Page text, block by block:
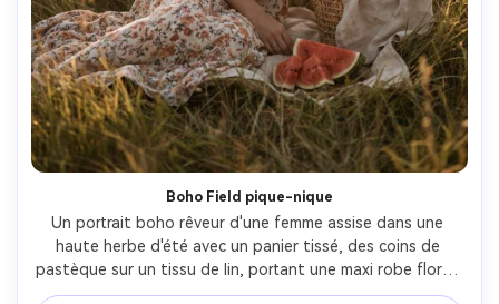
Boho Field pique-nique
Un portrait boho rêveur d'une femme assise dans une
haute herbe d'été avec un panier tissé, des coins de
pastèque sur un tissu de lin, portant une maxi robe florale
et des colliers en couches, lumière douce du coucher de